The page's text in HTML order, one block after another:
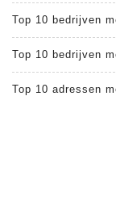
Top 10 bedrijven
Top 10 bedrijven
Top 10 adressen